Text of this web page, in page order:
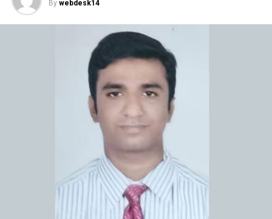
By webdesk14